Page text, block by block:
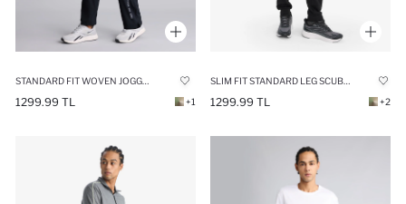
1299.99 TL +1 1299.99 TL +2